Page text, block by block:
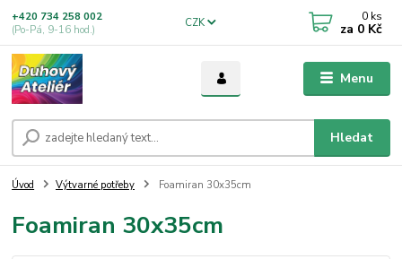
Menu
CZK
Hledat
+420 734 258 002
(Po-Pá, 9-16 hod.)
0 ks
za 0 Kč
Úvod Výtvarné potřeby Foamiran 30x35cm
Foamiran 30x35cm